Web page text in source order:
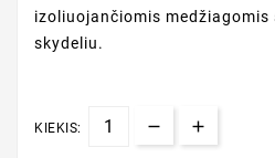
izoliuojančiomis medžiagomis
skydeliu.
KIEKIS: